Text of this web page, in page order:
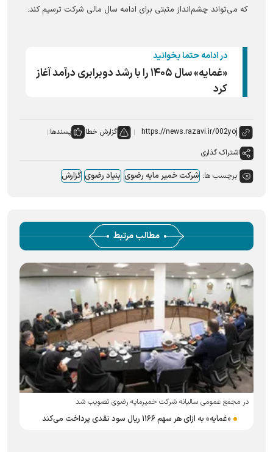
که می‌تواند چشم‌انداز مثبتی برای ادامه سال مالی شرکت ترسیم کند.
در ادامه حتما بخوانید
«غمایه» سال ۱۴۰۵ را با رشد دوبرابری درآمد آغاز
کرد
گزارش خطا
پسندها:
اشتراک گذاری
برچسب ها: شرکت خمیر مایه رضوی بنیاد رضوی گزارش
مطالب مرتبط
در مجمع عمومی سالیانه شرکت خمیرمایه رضوی تصویب شد
«غمایه» به ازای هر سهم ۱۱۶۶ ریال سود نقدی پرداخت می‌کند